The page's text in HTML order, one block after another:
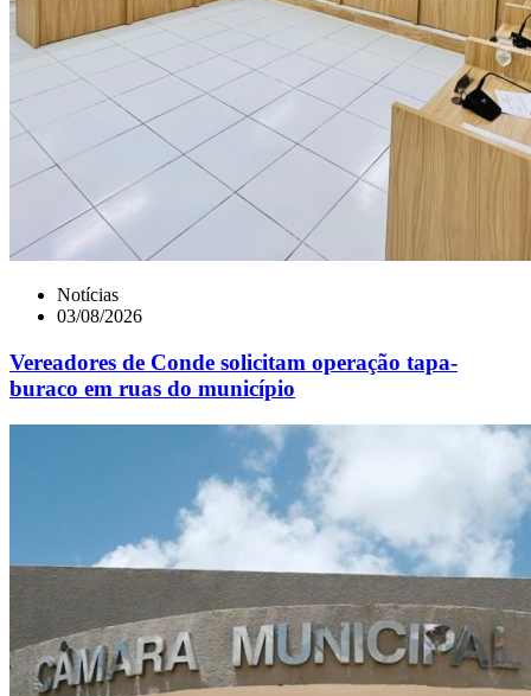
Notícias
03/08/2026
Vereadores de Conde solicitam operação tapa-
buraco em ruas do município